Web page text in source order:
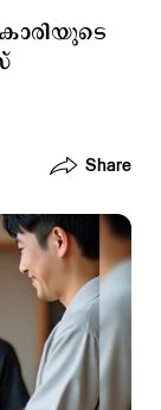
Share